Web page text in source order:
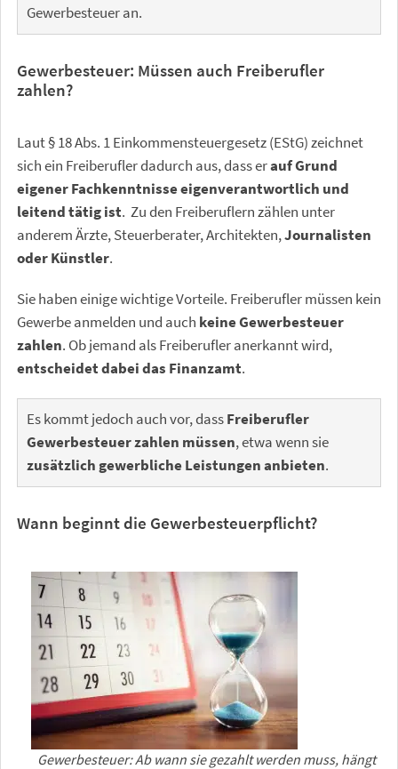
Gewerbesteuer an.
Gewerbesteuer: Müssen auch Freiberufler
zahlen?
Laut § 18 Abs. 1 Einkommensteuergesetz (EStG) zeichnet
sich ein Freiberufler dadurch aus, dass erauf Grund
eigener Fachkenntnisse eigenverantwortlich und
leitend tätig ist. Zu den Freiberuflern zählen unter
anderem Ärzte, Steuerberater, Architekten,Journalisten
oder Künstler.
Sie haben einige wichtige Vorteile. Freiberufler müssen kein
Gewerbe anmelden und auch keine Gewerbesteuer
zahlen. Ob jemand als Freiberufler anerkannt wird,
entscheidet dabei das Finanzamt.
Es kommt jedoch auch vor, dassFreiberufler
Gewerbesteuer zahlen müssen, etwa wenn sie
zusätzlich gewerbliche Leistungen anbieten.
Wann beginnt die Gewerbesteuerpflicht?
Gewerbesteuer: Ab wann sie gezahlt werden muss, hängt